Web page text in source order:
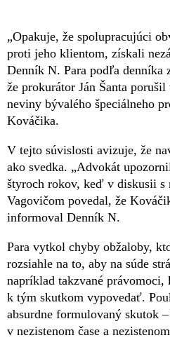
„Opakuje, že spolupracujúci
proti jeho klientom, získali
Denník N. Para podľa denníka
že prokurátor Ján Šanta
neviny bývalého špeciálneho
Kováčika.
V tejto súvislosti avizuje, že
ako svedka. „Advokát
štyroch rokov, keď v diskusii s
Vagovičom povedal, že
informoval Denník N.
Para vytkol chyby obžaloby,
rozsiahle na to, aby na súde
napríklad takzvané právomoci,
k tým skutkom vypovedať.
absurdne formulovaný skutok
v nezistenom čase a